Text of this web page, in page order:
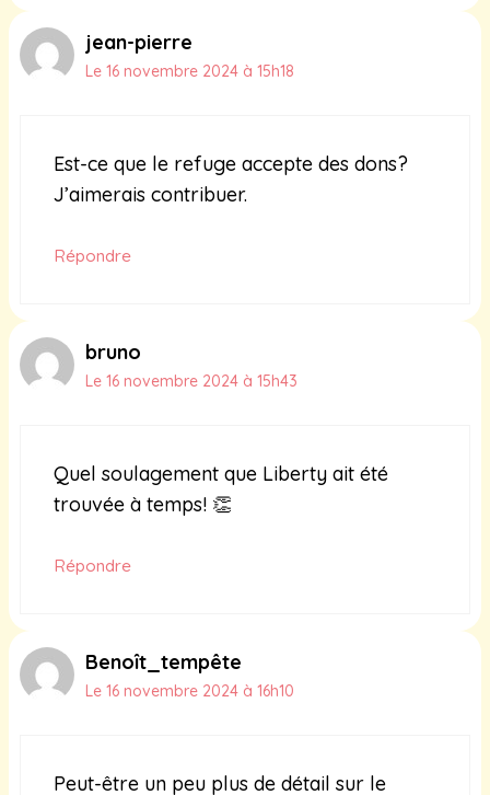
jean-pierre
Le 16 novembre 2024 à 15h18
Est-ce que le refuge accepte des dons?
J’aimerais contribuer.
Répondre
bruno
Le 16 novembre 2024 à 15h43
Quel soulagement que Liberty ait été
trouvée à temps! 👏
Répondre
Benoît_tempête
Le 16 novembre 2024 à 16h10
Peut-être un peu plus de détail sur le